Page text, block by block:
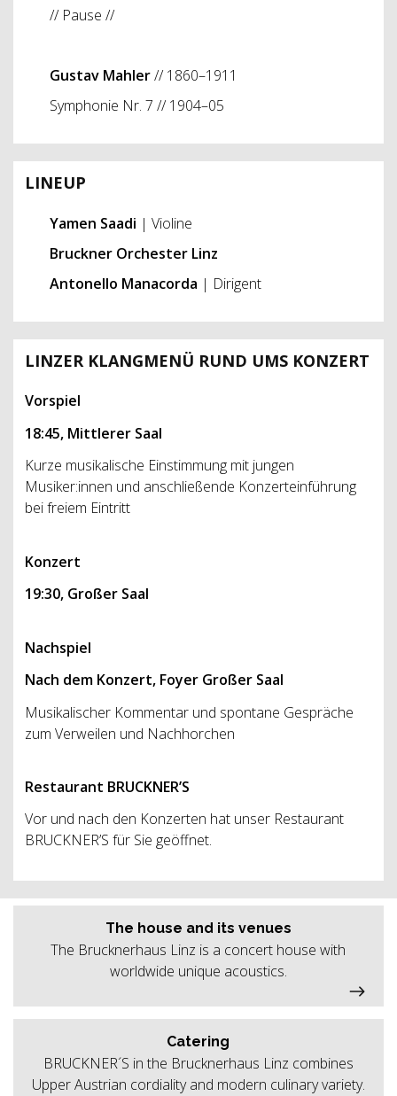
// Pause //
Gustav Mahler// 1860–1911
Symphonie Nr. 7 // 1904–05
LINEUP
Yamen Saadi | Violine
Bruckner Orchester Linz
Antonello Manacorda | Dirigent
LINZER KLANGMENÜ RUND UMS KONZERT
Vorspiel
18:45, Mittlerer Saal
Kurze musikalische Einstimmung mit jungen
Musiker:innen und anschließende Konzerteinführung
bei freiem Eintritt
Konzert
19:30, Großer Saal
Nachspiel
Nach dem Konzert, Foyer Großer Saal
Musikalischer Kommentar und spontane Gespräche
zum Verweilen und Nachhorchen
Restaurant BRUCKNER’S
Vor und nach den Konzerten hat unser Restaurant
BRUCKNER’S für Sie geöffnet.
The house and its venues
The Brucknerhaus Linz is a concert house with
worldwide unique acoustics.
Catering
BRUCKNER´S in the Brucknerhaus Linz combines
Upper Austrian cordiality and modern culinary variety.